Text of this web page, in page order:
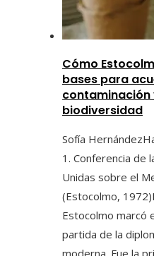
Cómo
bases para
contaminación
biodiversidad
Sofía Hernández
1. Conferencia de
Unidas sobre el
(Estocolmo,
Estocolmo marcó
partida de la
moderna. Fue la